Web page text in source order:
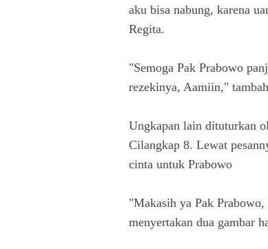
aku bisa nabung, karena
Regita.
"Semoga Pak Prabowo
rezekinya, Aamiin,"
Ungkapan lain dituturkan
Cilangkap 8. Lewat
cinta untuk Prabowo
"Makasih ya Pak
menyertakan dua gambar